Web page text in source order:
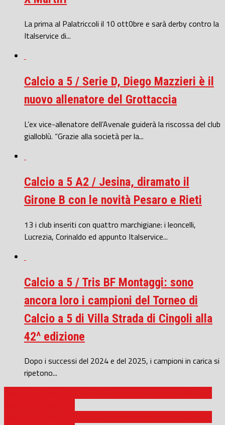
La prima al Palatriccoli il 10 ott0bre e sarà derby contro la
Italservice di...
Calcio a 5 / Serie D, Diego Mazzieri è il
nuovo allenatore del Grottaccia
L’ex vice-allenatore dell’Avenale guiderà la riscossa del club
gialloblù. “Grazie alla società per la...
Calcio a 5 A2 / Jesina, diramato il
Girone B con le novità Pesaro e Rieti
13 i club inseriti con quattro marchigiane: i leoncelli,
Lucrezia, Corinaldo ed appunto Italservice...
Calcio a 5 / Tris BF Montaggi: sono
ancora loro i campioni del Torneo di
Calcio a 5 di Villa Strada di Cingoli alla
42^ edizione
Dopo i successi del 2024 e del 2025, i campioni in carica si
ripetono...